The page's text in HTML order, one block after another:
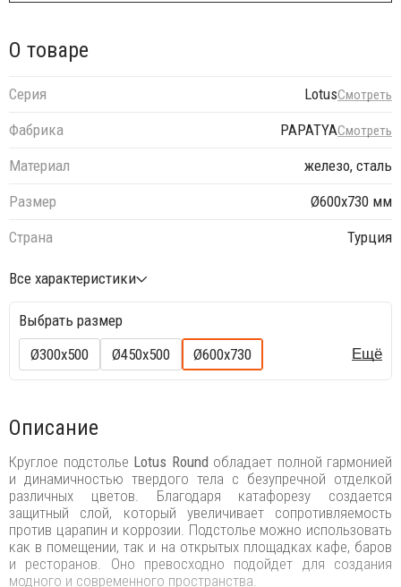
О товаре
Серия LotusСмотреть
Фабрика PAPATYAСмотреть
Материал
железо, сталь
Размер
Ø600x730 мм
Страна
Турция
Все характеристики
Выбрать размер
Ø300x500
Ø450x500 Ø600x730 Ещё
Описание
Круглое подстолье Lotus Round обладает полной гармонией
и динамичностью твердого тела с безупречной отделкой
различных цветов. Благодаря катафорезу создается
защитный слой, который увеличивает сопротивляемость
против царапин и коррозии. Подстолье можно использовать
как в помещении, так и на открытых площадках кафе, баров
и ресторанов. Оно превосходно подойдет для создания
модного и современного пространства.